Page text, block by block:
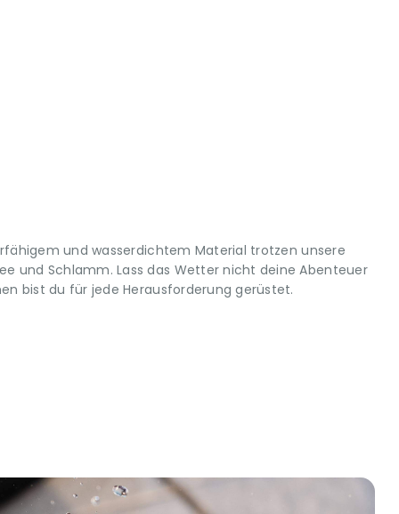
und wasserdichtem Material trotzen unsere
und Schlamm. Lass das Wetter nicht deine Abenteuer
bist du für jede Herausforderung gerüstet.